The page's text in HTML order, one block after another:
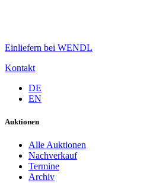
Einliefern bei WENDL
Kontakt
DE
EN
Auktionen
Alle Auktionen
Nachverkauf
Termine
Archiv